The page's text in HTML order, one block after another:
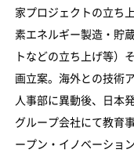
家プロジェクトの立ち
素エネルギー製造・貯
トなどの立ち上げ等）
画立案。海外との技術
人事部に異動後、日本
グループ会社にて教育
ープン・イノベーショ